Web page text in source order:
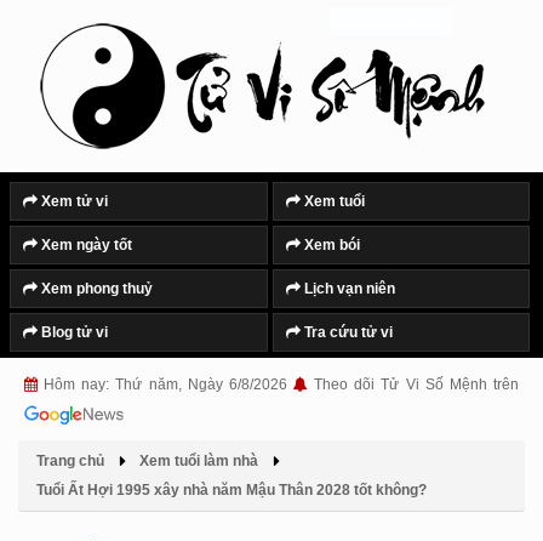
Xem tử vi Xem tuổi
Xem ngày tốt Xem bói
Xem phong thuỷ Lịch vạn niên
Blog tử vi Tra cứu tử vi
Hôm nay: Thứ năm, Ngày 6/8/2026 Theo dõi Tử Vi Số Mệnh trên
Trang chủ
Xem tuổi làm nhà
Tuổi Ất Hợi 1995 xây nhà năm Mậu Thân 2028 tốt không?